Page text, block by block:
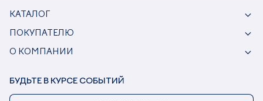
КАТАЛОГ
ПОКУПАТЕЛЮ
О КОМПАНИИ
БУДЬТЕ В КУРСЕ СОБЫТИЙ